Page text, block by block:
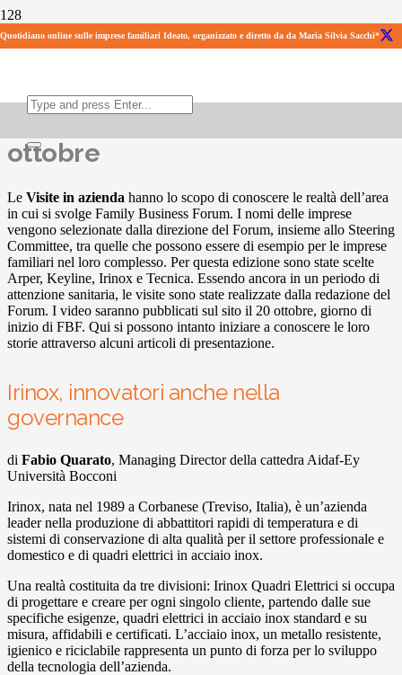
Quotidiano online sulle imprese familiari Ideato, organizzato e diretto da da Maria Silvia Sacchi*
Visite in azienda
Disponibili da giovedì 20
ottobre
Le Visite in azienda hanno lo scopo di conoscere le realtà dell’area
in cui si svolge Family Business Forum. I nomi delle imprese
vengono selezionate dalla direzione del Forum, insieme allo Steering
Committee, tra quelle che possono essere di esempio per le imprese
familiari nel loro complesso. Per questa edizione sono state scelte
Arper, Keyline, Irinox e Tecnica. Essendo ancora in un periodo di
attenzione sanitaria, le visite sono state realizzate dalla redazione del
Forum. I video saranno pubblicati sul sito il 20 ottobre, giorno di
inizio di FBF. Qui si possono intanto iniziare a conoscere le loro
storie attraverso alcuni articoli di presentazione.
Irinox, innovatori anche nella
governance
di Fabio Quarato, Managing Director della cattedra Aidaf-Ey
Università Bocconi
Irinox, nata nel 1989 a Corbanese (Treviso, Italia), è un’azienda
leader nella produzione di abbattitori rapidi di temperatura e di
sistemi di conservazione di alta qualità per il settore professionale e
domestico e di quadri elettrici in acciaio inox.
Una realtà costituita da tre divisioni: Irinox Quadri Elettrici si occupa
di progettare e creare per ogni singolo cliente, partendo dalle sue
specifiche esigenze, quadri elettrici in acciaio inox standard e su
misura, affidabili e certificati. L’acciaio inox, un metallo resistente,
igienico e riciclabile rappresenta un punto di forza per lo sviluppo
della tecnologia dell’azienda.